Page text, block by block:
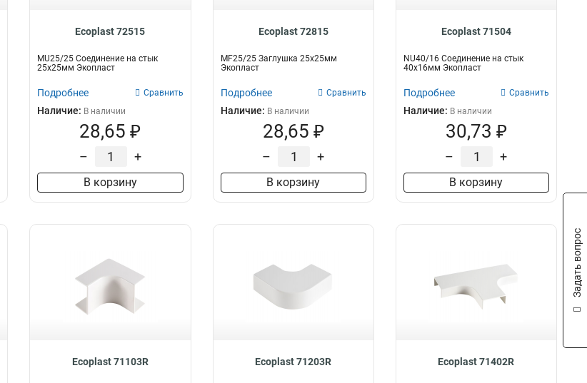
Ecoplast 72515
MU25/25 Соединение на стык
25х25мм Экопласт
Подробнее Сравнить
Наличие: В наличии
28,65 ₽
– +
В корзину
Ecoplast 72815
MF25/25 Заглушка 25х25мм
Экопласт
Подробнее Сравнить
Наличие: В наличии
28,65 ₽
– +
В корзину
Ecoplast 71504
NU40/16 Соединение на стык
40х16мм Экопласт
Подробнее Сравнить
Наличие: В наличии
30,73 ₽
– +
В корзину
Ecoplast 71103R Ecoplast 71203R Ecoplast 71402R
Задать вопрос